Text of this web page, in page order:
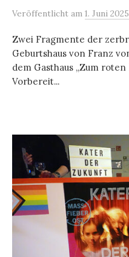
Veröffentlicht am 1. Juni 2025
Zwei Fragmente der
Geburtshaus von Franz
dem Gasthaus „Zum
Vorbereit...